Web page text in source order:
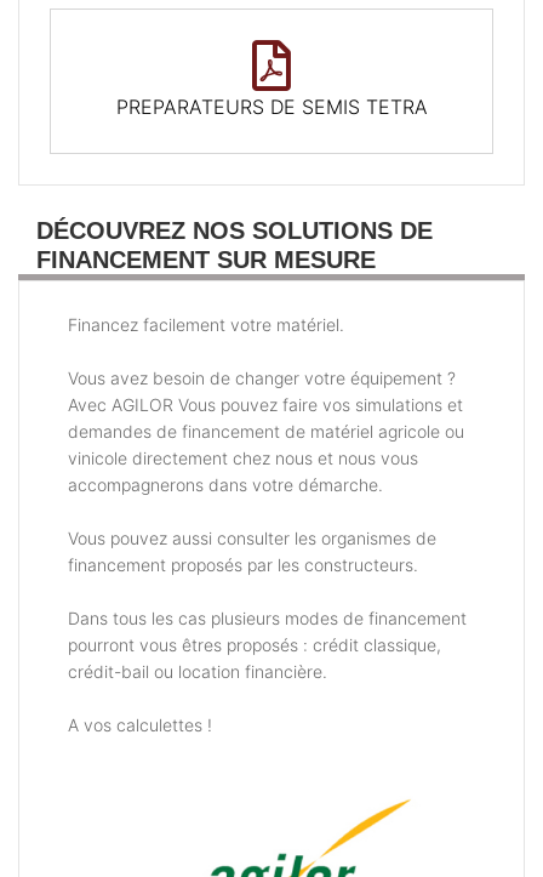
PREPARATEURS DE SEMIS TETRA
DÉCOUVREZ NOS SOLUTIONS DE
FINANCEMENT SUR MESURE
Financez facilement votre matériel.
Vous avez besoin de changer votre équipement ?
Avec AGILOR Vous pouvez faire vos simulations et
demandes de financement de matériel agricole ou
vinicole directement chez nous et nous vous
accompagnerons dans votre démarche.
Vous pouvez aussi consulter les organismes de
financement proposés par les constructeurs.
Dans tous les cas plusieurs modes de financement
pourront vous êtres proposés : crédit classique,
crédit-bail ou location financière.
A vos calculettes !